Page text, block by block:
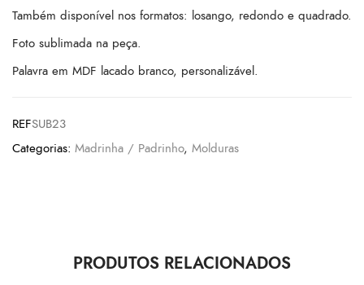
Também disponível nos formatos: losango, redondo e quadrado.
Foto sublimada na peça.
Palavra em MDF lacado branco, personalizável.
REFSUB23
Categorias: Madrinha / Padrinho, Molduras
PRODUTOS RELACIONADOS